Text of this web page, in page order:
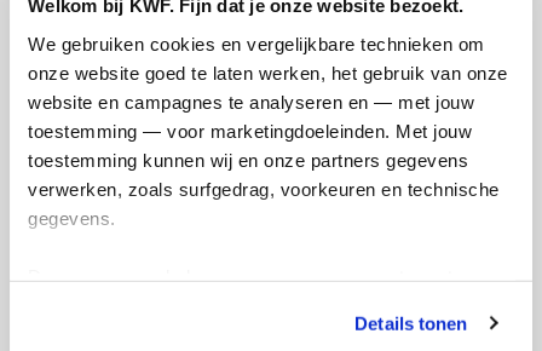
Welkom bij KWF. Fijn dat je onze website bezoekt.
We gebruiken cookies en vergelijkbare technieken om
onze website goed te laten werken, het gebruik van onze
website en campagnes te analyseren en — met jouw
toestemming — voor marketingdoeleinden. Met jouw
toestemming kunnen wij en onze partners gegevens
verwerken, zoals surfgedrag, voorkeuren en technische
gegevens.
tonen. Je kunt je toestemming op elk moment wijzigen of
Details tonen
Ik wil bijdragen aan de transactiekosten